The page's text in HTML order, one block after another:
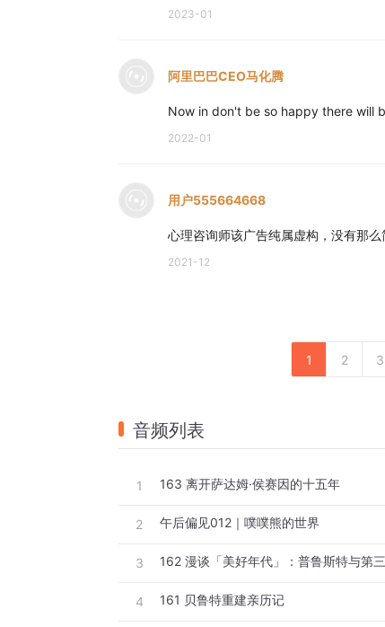
推荐您使用「苹果播客」、Spotify、小
- 互动方式 -
微信公众号：忽左忽右Leftright
2023-01
阿里巴巴CEO马化腾
Now in don't be so happy there will
2022-01
用户555664668
心理咨询师该广告纯属虚构，没有那么
2021-12
1 2 3
音频列表
1 163 离开萨达姆·侯赛因的十五年
2 午后偏见012｜噗噗熊的世界
3 162 漫谈「美好年代」：普鲁斯特与第
4 161 贝鲁特重建亲历记